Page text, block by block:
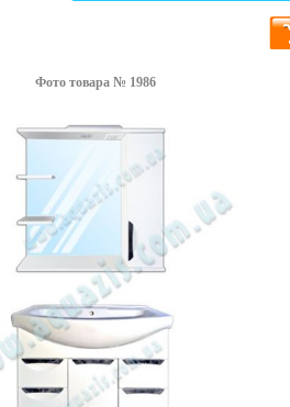
Фото товара № 1986